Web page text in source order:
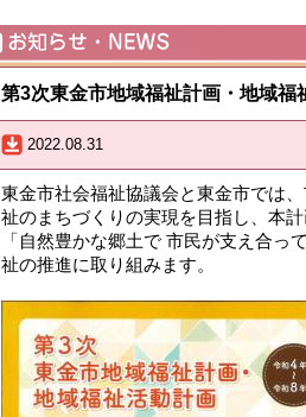
第3次東金市地域福祉計画・地域福
2022.08.31
東金市社会福祉協議会と東金市では
祉のまちづくりの実現を目指し、本計
「自然豊かな郷土で 市民が支え合っ
祉の推進に取り組みます。